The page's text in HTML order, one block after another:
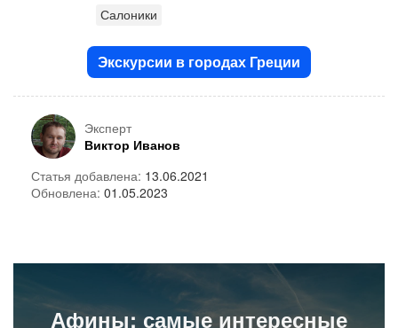
Салоники
Экскурсии в городах Греции
Эксперт
Виктор Иванов
Статья добавлена: 13.06.2021
Обновлена: 01.05.2023
Афины: самые интересные